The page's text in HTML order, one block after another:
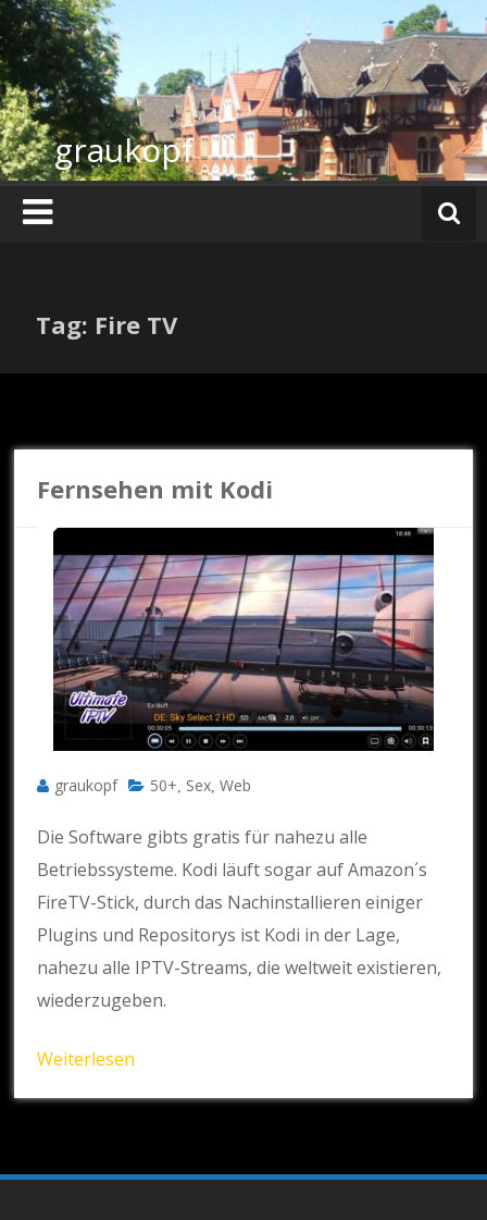
Zum
Inhalt
springen
graukopf
Tag: Fire TV
Fernsehen mit Kodi
graukopf 50+ Sex ,Web
Die Software gibts gratis für nahezu alle
Betriebssysteme. Kodi läuft sogar auf Amazon´s
FireTV-Stick, durch das Nachinstallieren einiger
Plugins und Repositorys ist Kodi in der Lage,
nahezu alle IPTV-Streams, die weltweit existieren,
wiederzugeben.
Weiterlesen